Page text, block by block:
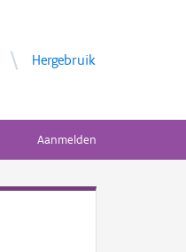
Hergebruik
Aanmelden